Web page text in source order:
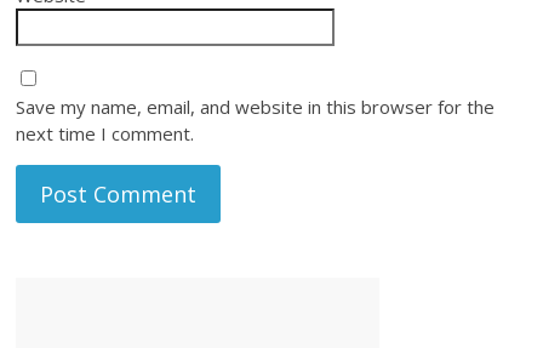
Save my name, email, and website in this browser for the
next time I comment.